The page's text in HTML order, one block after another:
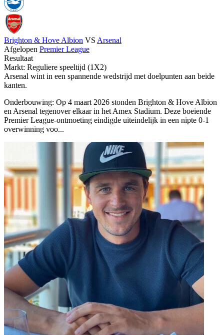
Brighton & Hove Albion VS Arsenal
Afgelopen Premier League
Resultaat
Markt: Reguliere speeltijd (1X2)
Arsenal wint in een spannende wedstrijd met doelpunten aan beide
kanten.
Onderbouwing: Op 4 maart 2026 stonden Brighton & Hove Albion
en Arsenal tegenover elkaar in het Amex Stadium. Deze boeiende
Premier League-ontmoeting eindigde uiteindelijk in een nipte 0-1
overwinning voo...